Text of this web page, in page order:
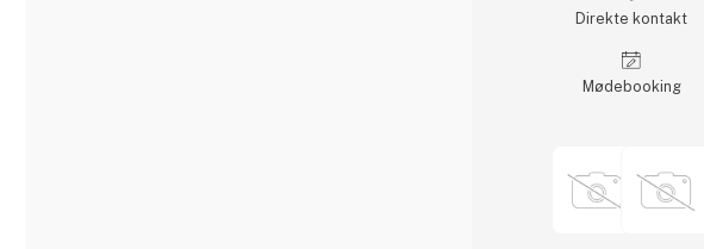
Direkte kontakt
Møde­booking